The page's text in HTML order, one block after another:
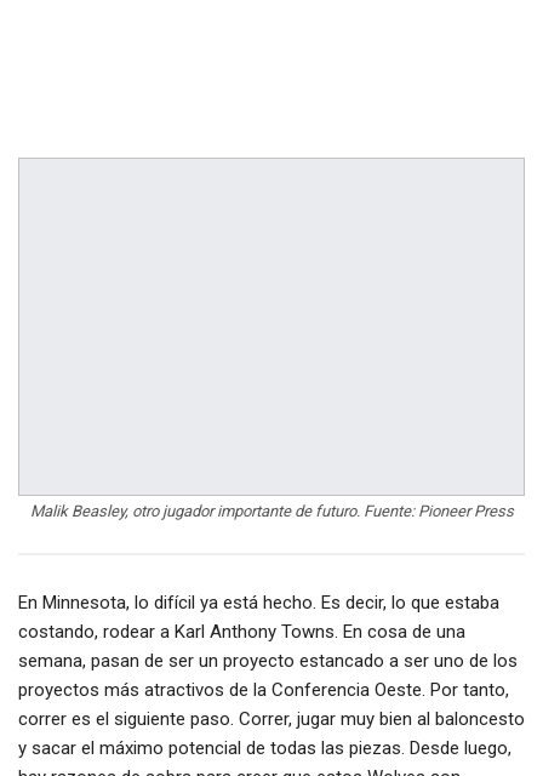
Malik Beasley, otro jugador importante de futuro. Fuente: Pioneer Press
En Minnesota, lo difícil ya está hecho. Es decir, lo que estaba
costando, rodear a Karl Anthony Towns. En cosa de una
semana, pasan de ser un proyecto estancado a ser uno de los
proyectos más atractivos de la Conferencia Oeste. Por tanto,
correr es el siguiente paso. Correr, jugar muy bien al baloncesto
y sacar el máximo potencial de todas las piezas. Desde luego,